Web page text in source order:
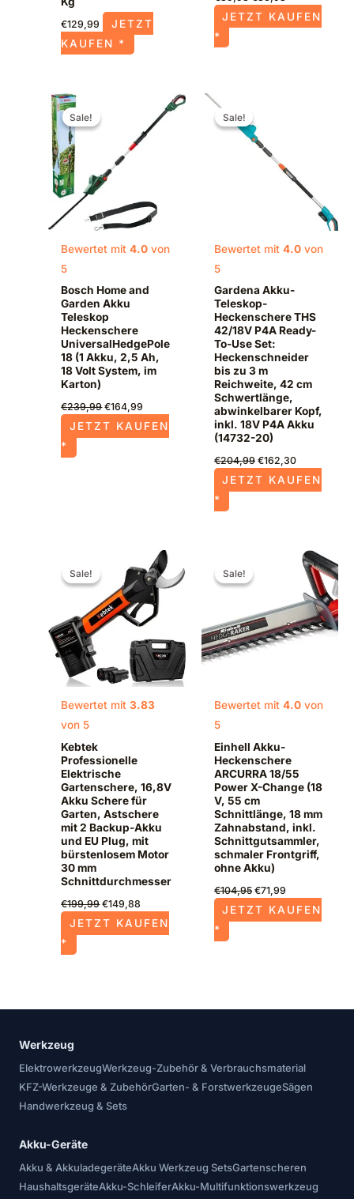
€129,99
JETZT
KAUFEN *
JETZT KAUFEN
*
Sale!
Sale!
Bewertet mit4.0 von
5
Bosch Home and
Garden Akku
Teleskop
Heckenschere
UniversalHedgePole
18 (1 Akku, 2,5 Ah,
18 Volt System, im
Karton)
€239,99
Ursprünglicher
€239,99
€164,99
Aktueller
Preis
ist:
€164,99.
JETZT KAUFEN
*
Sale!
Sale!
Bewertet mit 4.0von
5
Gardena Akku-
Teleskop-
Heckenschere THS
42/18V P4A Ready-
To-Use Set:
Heckenschneider
bis zu 3 m
Reichweite, 42 cm
Schwertlänge,
abwinkelbarer Kopf,
inkl. 18V P4A Akku
(14732-20)
€204,99
war:
€204,99
€162,30
JETZT KAUFEN
*
Sale!
Sale!
Bewertet mit3.83
von 5
Kebtek
Professionelle
Elektrische
Gartenschere, 16,8V
Akku Schere für
Garten, Astschere
mit 2 Backup-Akku
und EU Plug, mit
bürstenlosem Motor
30 mm
Schnittdurchmesser
€199,99
Ursprünglicher
€199,99
€149,88
Aktueller
Preis
ist:
€149,88.
JETZT KAUFEN
*
Sale!
Sale!
Bewertet mit 4.0von
5
Einhell Akku-
Heckenschere
ARCURRA 18/55
Power X-Change (18
V, 55 cm
Schnittlänge, 18 mm
Zahnabstand, inkl.
Schnittgutsammler,
schmaler Frontgriff,
ohne Akku)
€104,95
Ursprünglicher
€71,99
Aktueller
Preis
€71,99.
JETZT KAUFEN
*
Werkzeug
ElektrowerkzeugWerkzeug-Zubehör & Verbrauchsmaterial
KFZ-Werkzeuge & ZubehörGarten- & ForstwerkzeugeSägen
Handwerkzeug & Sets
Akku-Geräte
Akku & AkkuladegeräteAkku Werkzeug SetsGartenscheren
HaushaltsgeräteAkku-SchleiferAkku-Multifunktionswerkzeug